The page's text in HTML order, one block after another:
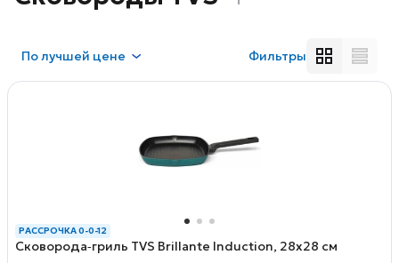
Получшей цене Фильтры
РАССРОЧКА 0-0-12
Сковорода‑гриль TVS Brillante Induction, 28х28 см